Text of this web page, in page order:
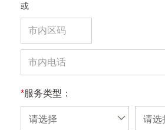
或
*服务类型：
请选择 请选